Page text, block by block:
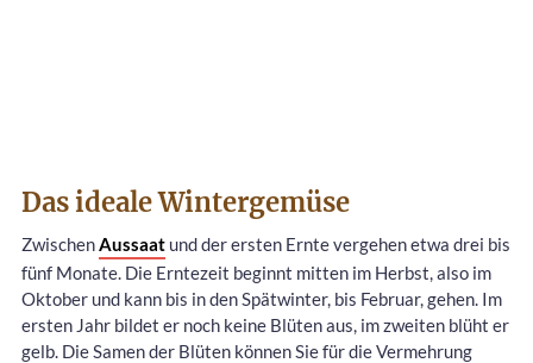
Das ideale Wintergemüse
Zwischen Aussaat und der ersten Ernte vergehen etwa drei bis
fünf Monate. Die Erntezeit beginnt mitten im Herbst, also im
Oktober und kann bis in den Spätwinter, bis Februar, gehen. Im
ersten Jahr bildet er noch keine Blüten aus, im zweiten blüht er
gelb. Die Samen der Blüten können Sie für die Vermehrung